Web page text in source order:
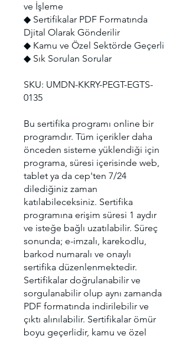
ve İşleme
◆ Sertifikalar PDF Formatında
Djital Olarak Gönderilir
◆ Kamu ve Özel Sektörde Geçerli
◆ Sık Sorulan Sorular
SKU: UMDN-KKRY-PEGT-EGTS-
0135
Bu sertifika programı online bir
programdır. Tüm içerikler daha
önceden sisteme yüklendiği için
programa, süresi içerisinde web,
tablet ya da cep'ten 7/24
dilediğiniz zaman
katılabileceksiniz. Sertifika
programına erişim süresi 1 aydır
ve isteğe bağlı uzatılabilir. Süreç
sonunda; e-imzalı, karekodlu,
barkod numaralı ve onaylı
sertifika düzenlenmektedir.
Sertifikalar doğrulanabilir ve
sorgulanabilir olup aynı zamanda
PDF formatında indirilebilir ve
çıktı alınılabilir. Sertifikalar ömür
boyu geçerlidir, kamu ve özel